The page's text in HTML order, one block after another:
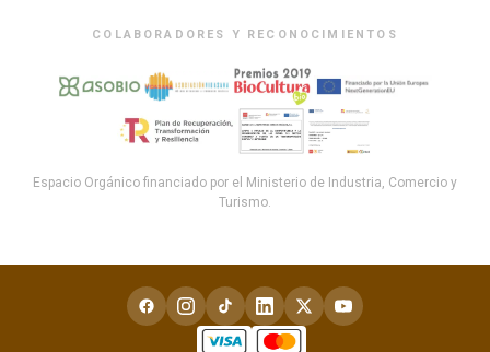
COLABORADORES Y RECONOCIMIENTOS
Espacio Orgánico financiado por el Ministerio de Industria, Comercio y
Turismo.